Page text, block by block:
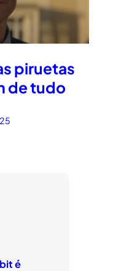
piruetas
de tudo
é